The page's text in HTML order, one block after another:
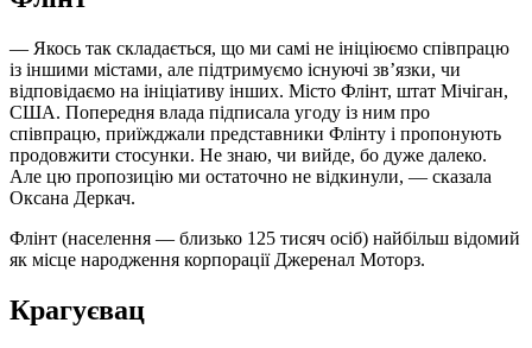
— Якось так складається, що ми самі не ініціюємо співпрацю
із іншими містами, але підтримуємо існуючі зв’язки, чи
відповідаємо на ініціативу інших. Місто Флінт, штат Мічіган,
США. Попередня влада підписала угоду із ним про
співпрацю, приїжджали представники Флінту і пропонують
продовжити стосунки. Не знаю, чи вийде, бо дуже далеко.
Але цю пропозицію ми остаточно не відкинули, — сказала
Оксана Деркач.
Флінт (населення — близько 125 тисяч осіб) найбільш відомий
як місце народження корпорації Джеренал Моторз.
Крагуєвац